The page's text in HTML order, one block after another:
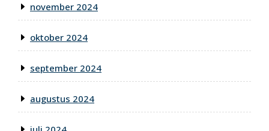
november 2024
oktober 2024
september 2024
augustus 2024